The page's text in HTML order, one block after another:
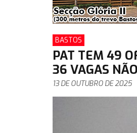
BASTOS
PAT TEM 49
36 VAGAS
13 DE OUTUBRO DE 2025